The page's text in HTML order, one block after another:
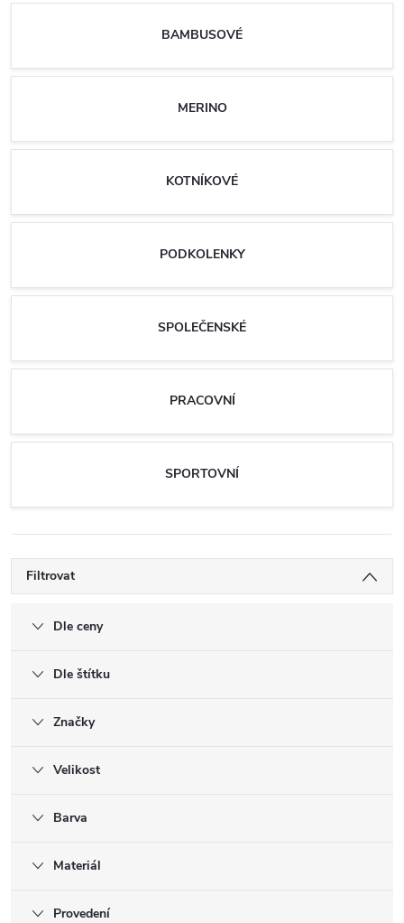
BAMBUSOVÉ
MERINO
KOTNÍKOVÉ
PODKOLENKY
SPOLEČENSKÉ
PRACOVNÍ
SPORTOVNÍ
Filtrovat
Dle ceny
Dle štítku
Značky
Velikost
Barva
Materiál
Provedení